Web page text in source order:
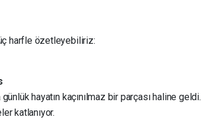
harfle özetleyebiliriz:
hayatın kaçınılmaz bir parçası haline geldi.
katlanıyor.